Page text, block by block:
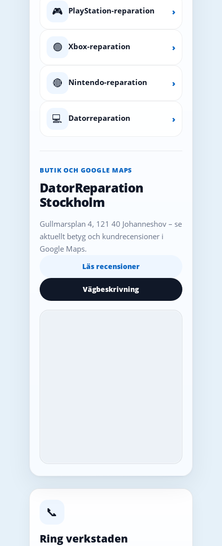
🎮 PlayStation-reparation ›
🟢 Xbox-reparation ›
🔴 Nintendo-reparation ›
💻 Datorreparation ›
BUTIK OCH GOOGLE MAPS
DatorReparation
Stockholm
Gullmarsplan 4, 121 40 Johanneshov – se
aktuellt betyg och kundrecensioner i
Google Maps.
Läs recensioner
Vägbeskrivning
📞
Ring verkstaden